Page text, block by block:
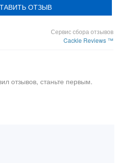
ОТЗЫВ
Сервис сбора отзывов
Cackle Reviews ™
отзывов, станьте первым.